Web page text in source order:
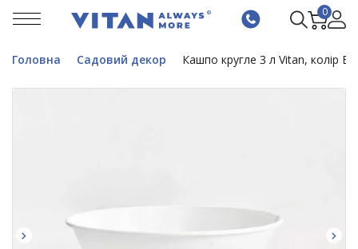
0
Головна Садовий декор Кашпо кругле 3 л Vitan, колір